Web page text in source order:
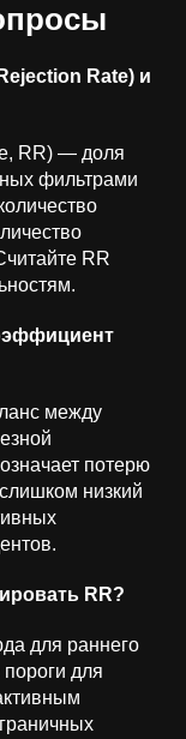
Rate) и
RR) — доля
фильтрами
RR
между
потерю
низкий
RR?
для раннего
для